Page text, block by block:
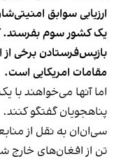
ارزیابی سوابق
یک کشور سوم بفرستد.
بازپس‌فرستادن برخی از
مقامات امریکایی است.
اما آنها می‌خواهند با
پناهجویان گفتگو کنند.
تن از افغان‌های خارج